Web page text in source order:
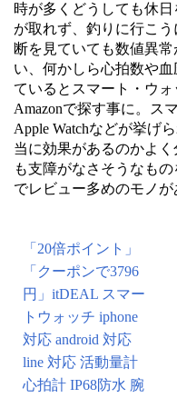
時が多くどうしても休
が取れず、釣りに行こ
断を見ていても数値異
い、何かしら心拍数や
ているとスマート・ウ
Amazonで探す事に。ス
Apple Watchなどが挙げ
当に効果があるのかよ
も支障がなさそうなも
でレビュー多めのモノが
「20倍ポイント」
「クーポンで3796
円」itDEAL スマー
トウォッチ iphone
対応 android 対応
line 対応 活動量計
心拍計 IP68防水 腕